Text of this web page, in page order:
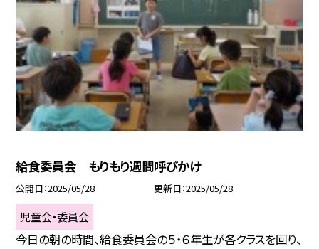
給食委員会 もりもり週間呼びかけ
公開日 2025/05/28 更新日 2025/05/28
児童会・委員会
今日の朝の時間、給食委員会の５・６年生が各クラスを回り、